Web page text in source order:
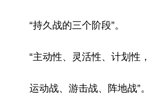
“持久战的三个阶段”。
“主动性、灵活性、计划性，
运动战、游击战、阵地战”。